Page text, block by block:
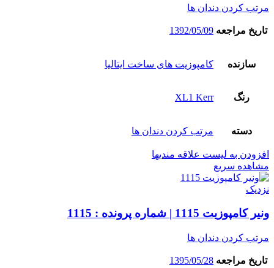
مرتب کردن دندان ها
تاریخ مراجعه 1392/05/09
سازنده کامپوزیت های ساخت ایتالیا
رنگ XL1 Kerr
دسته مرتب کردن دندان ها
افزودن به لیست علاقه مندیها
مشاهده سریع
نزدیک
ونیر کامپوزیت 1115 | شماره پرونده : 1115
مرتب کردن دندان ها
تاریخ مراجعه 1395/05/28